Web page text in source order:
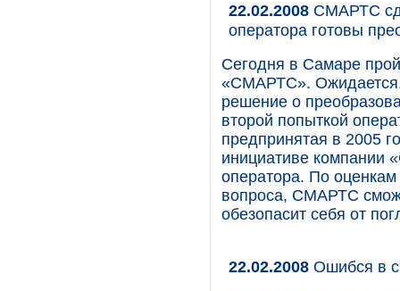
22.02.2008 СМАРТС
оператора готовы
Cегодня в Cамаре
«СМАРТС». Ожидается,
решение о
второй попыткой
предпринятая в 2005
инициативе компании
оператора. По
вопроса, СМАРТС
обезопасит себя от
22.02.2008 Ошибся в